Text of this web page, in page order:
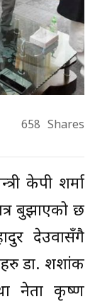
658 Shares
केपी शर्मा
बुझाएको छ
देउवासँगै
डा. शशांक
नेता कृष्ण